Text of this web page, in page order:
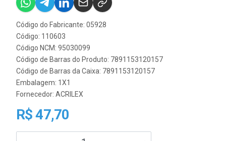
Código do Fabricante: 05928
Código: 110603
Código NCM: 95030099
Código de Barras do Produto: 7891153120157
Código de Barras da Caixa: 7891153120157
Embalagem: 1X1
Fornecedor: ACRILEX
R$ 47,70